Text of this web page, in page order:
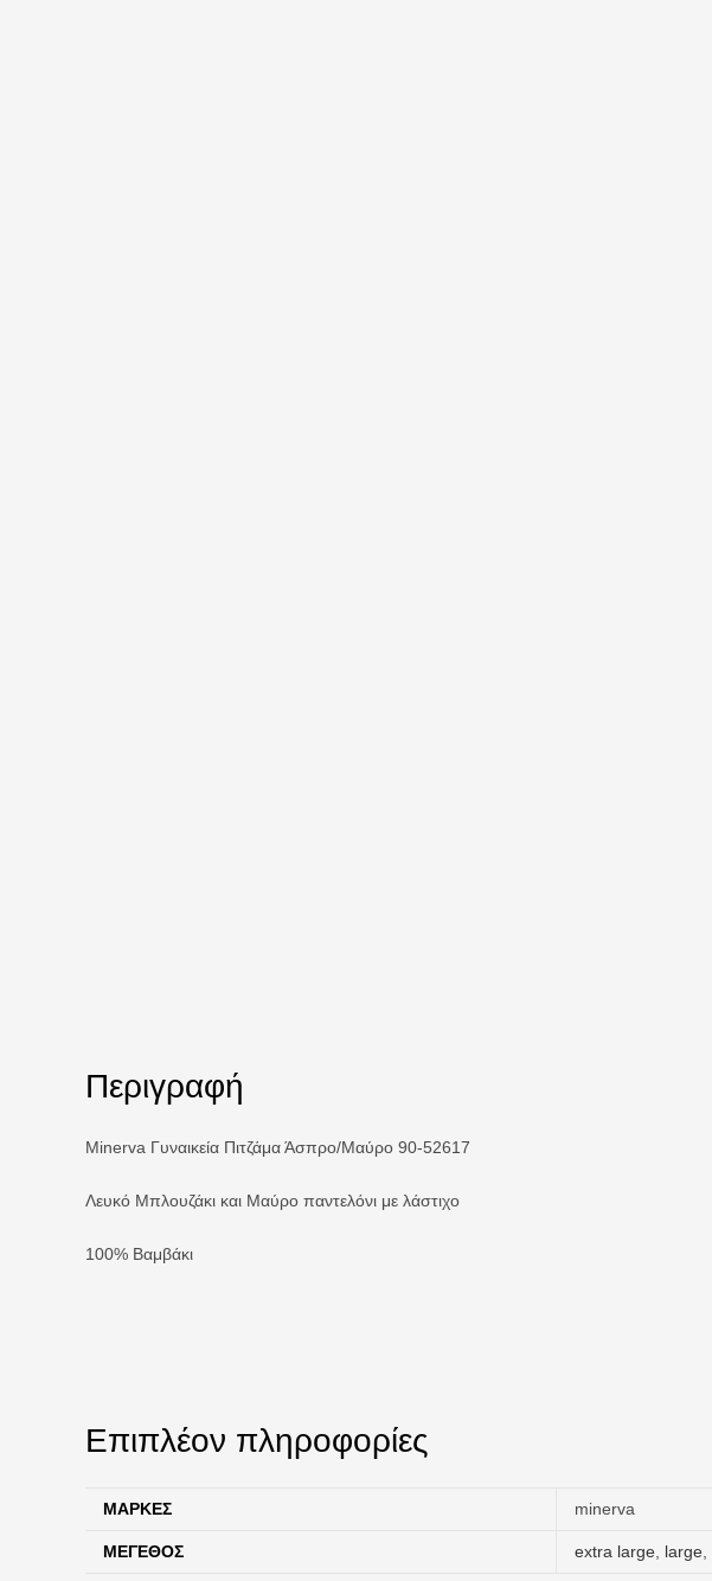
Περιγραφή
Minerva Γυναικεία Πιτζάμα Άσπρο/Μαύρο 90-52617
Λευκό Μπλουζάκι και Μαύρο παντελόνι με λάστιχο
100% Βαμβάκι
Επιπλέον πληροφορίες
ΜΆΡΚΕΣ minerva
ΜΈΓΕΘΟΣ extra large large